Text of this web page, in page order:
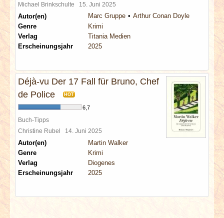
Michael Brinkschulte 15. Juni 2025
Autor(en) Marc Gruppe
Arthur Conan Doyle
Genre
Krimi
Verlag
Titania Medien
Erscheinungsjahr
2025
Déjà-vu Der 17 Fall für Bruno, Chef
de Police
HOT
6,7
Buch-Tipps
Christine Rubel 14. Juni 2025
Autor(en)
Martin Walker
Genre
Krimi
Verlag
Diogenes
Erscheinungsjahr
2025